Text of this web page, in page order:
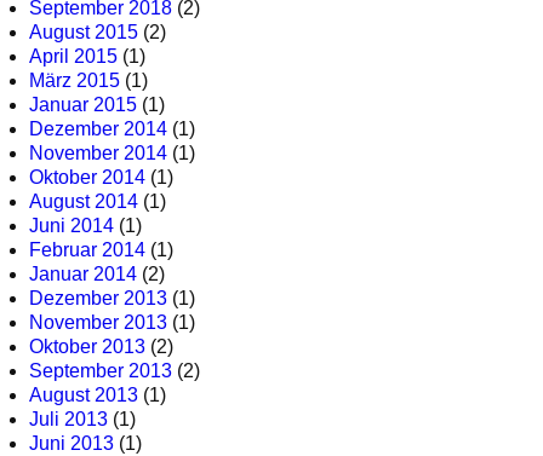
September 2018 (2)
August 2015 (2)
April 2015 (1)
März 2015 (1)
Januar 2015 (1)
Dezember 2014 (1)
November 2014 (1)
Oktober 2014 (1)
August 2014 (1)
Juni 2014 (1)
Februar 2014 (1)
Januar 2014 (2)
Dezember 2013 (1)
November 2013 (1)
Oktober 2013 (2)
September 2013 (2)
August 2013 (1)
Juli 2013 (1)
Juni 2013 (1)